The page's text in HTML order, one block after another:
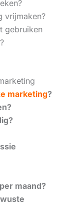
vrijmaken?
gebruiken
marketing?
maand?